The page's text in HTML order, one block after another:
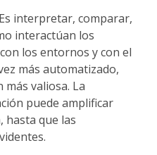
interpretar, comparar,
interactúan los
los entornos y con el
más automatizado,
valiosa. La
puede amplificar
hasta que las